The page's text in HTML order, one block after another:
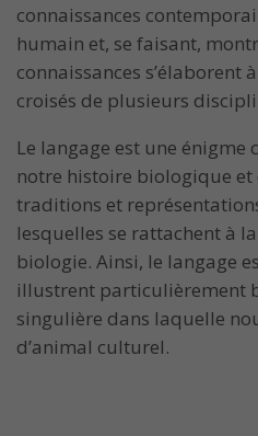
connaissances
humain et, se faisant,
connaissances s’élaborent
croisés de plusieurs
Le langage est une énigme
notre histoire biologique
traditions et
lesquelles se rattachent à
biologie. Ainsi, le langage
illustrent particulièrement
singulière dans laquelle
d’animal culturel.